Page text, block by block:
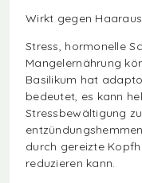
Wirkt gegen
Stress, hormonelle
Mangelernährung
Basilikum hat
bedeutet, es kann
Stressbewältigung
durch gereizte
reduzieren kann.